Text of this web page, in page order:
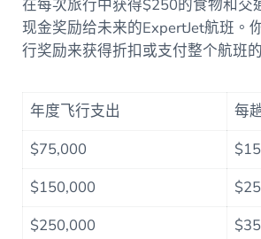
在每次旅行中获得$250的食物和交
现金奖励给未来的ExpertJet航班。
行奖励来获得折扣或支付整个航班
年度飞行支出
每
$75,000
$150,000
$250,000